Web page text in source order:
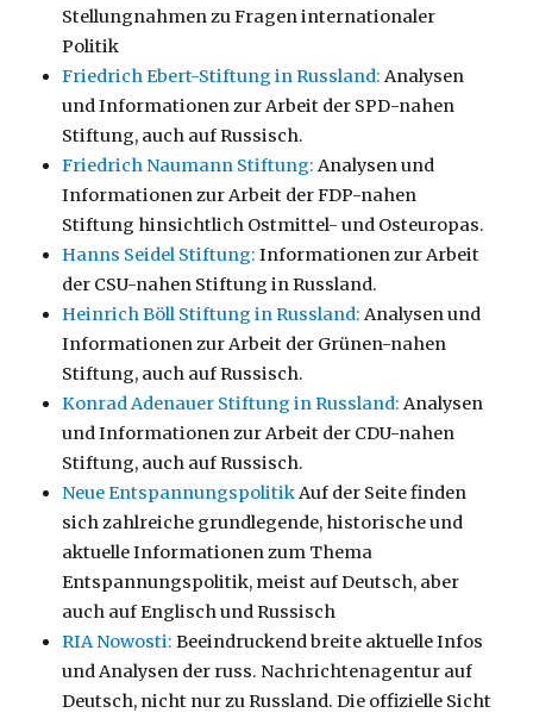
Stellungnahmen zu Fragen internationaler
Politik
Friedrich Ebert-Stiftung in Russland: Analysen
und Informationen zur Arbeit der SPD-nahen
Stiftung, auch auf Russisch.
Friedrich Naumann Stiftung: Analysen und
Informationen zur Arbeit der FDP-nahen
Stiftung hinsichtlich Ostmittel- und Osteuropas.
Hanns Seidel Stiftung: Informationen zur Arbeit
der CSU-nahen Stiftung in Russland.
Heinrich Böll Stiftung in Russland: Analysen und
Informationen zur Arbeit der Grünen-nahen
Stiftung, auch auf Russisch.
Konrad Adenauer Stiftung in Russland: Analysen
und Informationen zur Arbeit der CDU-nahen
Stiftung, auch auf Russisch.
Neue EntspannungspolitikAuf der Seite finden
sich zahlreiche grundlegende, historische und
aktuelle Informationen zum Thema
Entspannungspolitik, meist auf Deutsch, aber
auch auf Englisch und Russisch
RIA Nowosti: Beeindruckend breite aktuelle Infos
und Analysen der russ. Nachrichtenagentur auf
Deutsch, nicht nur zu Russland. Die offizielle Sicht